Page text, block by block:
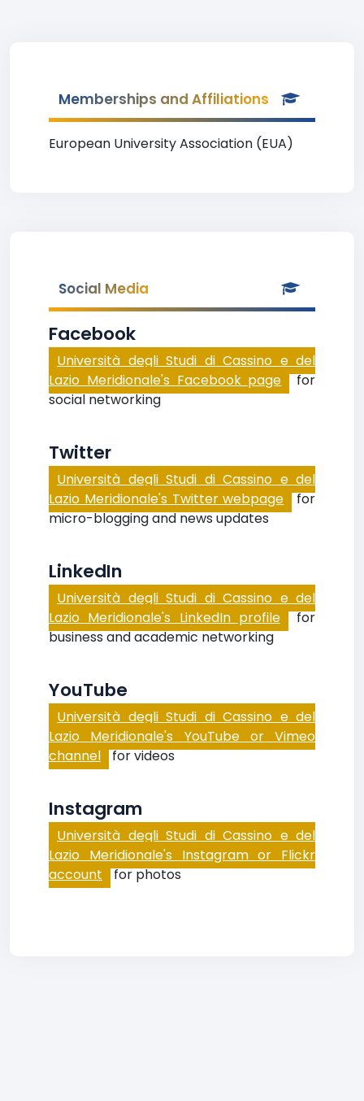
Memberships and Affiliations
European University Association (EUA)
Social Media
Facebook
Università degli Studi di Cassino e del
Lazio Meridionale's Facebook page for
social networking
Twitter
Università degli Studi di Cassino e del
Lazio Meridionale's Twitter webpage for
micro-blogging and news updates
LinkedIn
Università degli Studi di Cassino e del
Lazio Meridionale's LinkedIn profile for
business and academic networking
YouTube
Università degli Studi di Cassino e del
Lazio Meridionale's YouTube or Vimeo
channel for videos
Instagram
Università degli Studi di Cassino e del
Lazio Meridionale's Instagram or Flickr
account for photos